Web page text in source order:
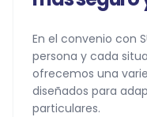
En el convenio con
persona y cada
ofrecemos una
diseñados para
particulares.